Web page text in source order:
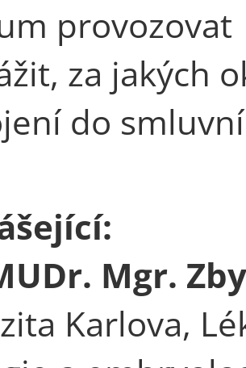
provozovat
za jakých
do
Mgr.
Karlova,